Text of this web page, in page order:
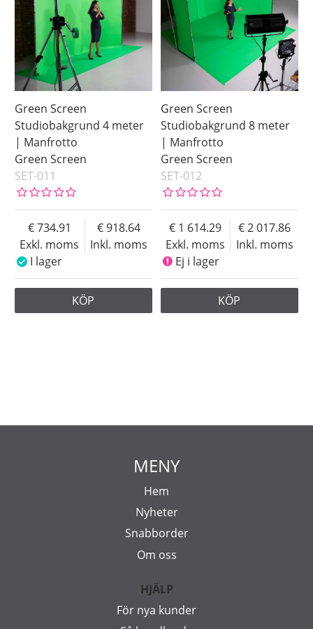
Green Screen
Studiobakgrund 4 meter
| Manfrotto
Green Screen
SET-011
Exkl. moms
734.91
Inkl. moms
918.64
I lager
KÖP
Green Screen
Studiobakgrund 8 meter
| Manfrotto
Green Screen
SET-012
Exkl. moms
1 614.29
Inkl. moms
2 017.86
Ej i lager
KÖP
MENY
Hem
Nyheter
Snabborder
Om oss
HJÄLP
För nya kunder